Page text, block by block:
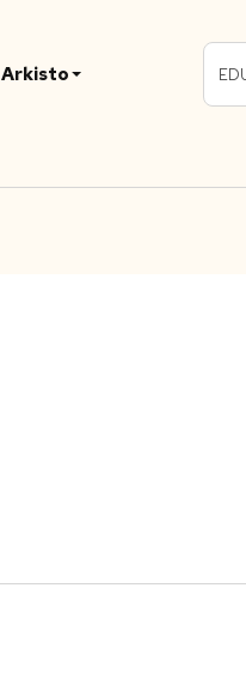
Arkisto